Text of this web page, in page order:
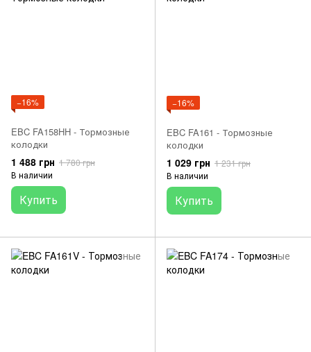
−16%
EBC FA158HH - Тормозные
колодки
1 488 грн 1 780 грн
В наличии
Купить
−16%
EBC FA161 - Тормозные
колодки
1 029 грн 1 231 грн
В наличии
Купить